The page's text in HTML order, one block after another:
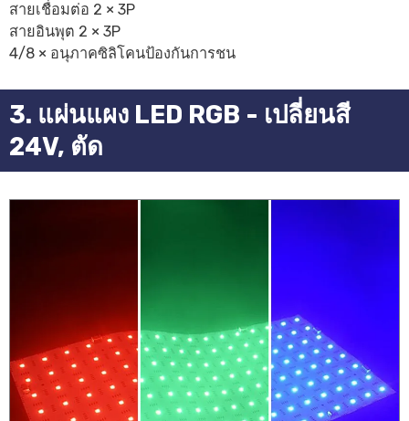
สายเชื่อมต่อ 2 × 3P
สายอินพุต 2 × 3P
4/8 × อนุภาคซิลิโคนป้องกันการชน
3. แผ่นแผง LED RGB - เปลี่ยนสี
24V, ตัด